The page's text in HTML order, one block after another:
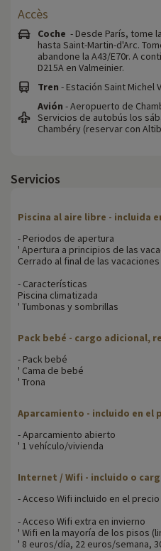
Accès
Coche - Desde París, tome
hasta Saint-Martin-d'Arc.
abandone la A43/E70r. A
D215A en Valmeinier.
Tren - Estación Saint Michel
Avión - Aeropuerto de
Servicios de autobús los
Chambéry (reservar con
Servicios
Piscina al aire libre - incluida
- Periodos de apertura
' Apertura a principios de las
Cerrado al final de las
- Características
Piscina climatizada
' Tumbonas y sombrillas
Pack bebé - cargo adicional,
- Pack bebé
' Cama de bebé
' Trona
Aparcamiento - incluido en el
- Aparcamiento abierto
' 1 vehículo/vivienda
Internet / Wifi - incluido o
- Acceso Wifi incluido en el
- Acceso Wifi extra en invierno
' Wifi en la mayoría de los pisos
' 8 euros/día, 22 euros/semana,